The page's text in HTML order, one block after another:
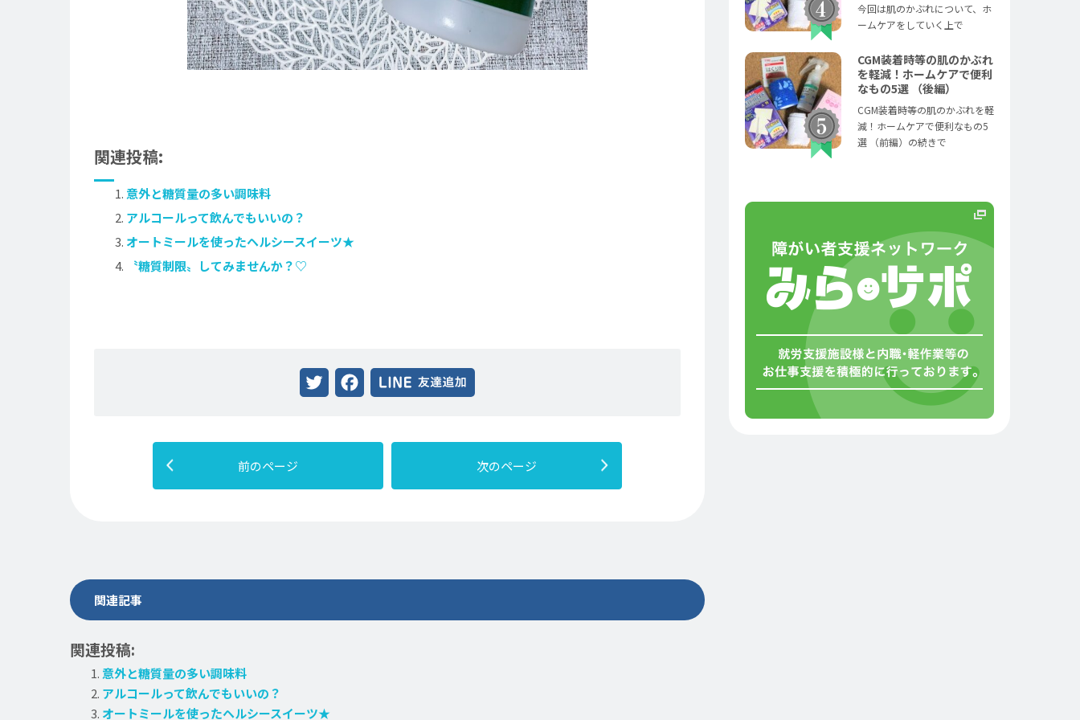
関連投稿:
意外と糖質量の多い調味料
アルコールって飲んでもいいの？
オートミールを使ったヘルシースイーツ★
〝糖質制限〟してみませんか？♡
前のページ 次のページ
関連記事
関連投稿:
意外と糖質量の多い調味料
アルコールって飲んでもいいの？
オートミールを使ったヘルシースイーツ★
今回は肌のかぶれについて、ホ
ームケアをしていく上で
CGM装着時等の肌のかぶれ
を軽減！ホームケアで便利
なもの5選 （後編）
CGM装着時等の肌のかぶれを軽
減！ホームケアで便利なもの5
選 （前編）の続きで